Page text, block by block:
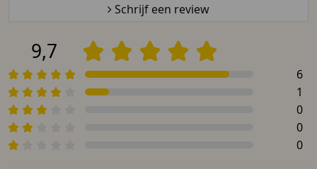
Schrijf een review
9,7
6
1
0
0
0